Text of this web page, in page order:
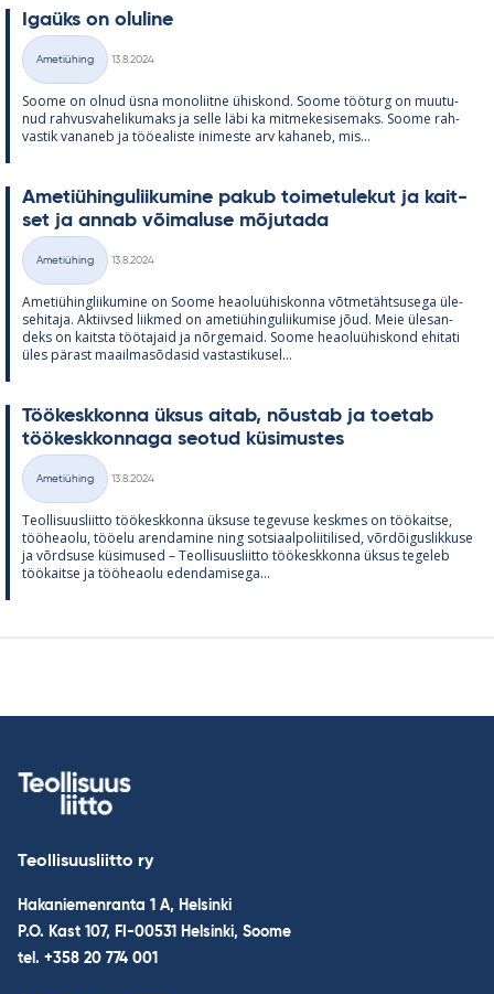
Igaüks on olu­line
Kategooriad
Ametiühing
13.8.2024
Soome on ol­nud üsna mo­no­liitne ühis­kond. Soome töö­turg on muu­tu­
nud rah­vus­va­he­li­ku­maks ja selle läbi ka mit­me­ke­si­se­maks. Soome rah­
vas­tik va­na­neb ja töö­ea­liste ini­meste arv ka­ha­neb, mis...
Ame­tiü­hin­gu­lii­ku­mine pa­kub toi­me­tu­le­kut ja kait­
set ja an­nab või­ma­luse mõ­ju­tada
Kategooriad
Ametiühing
13.8.2024
Ame­tiü­hinglii­ku­mine on Soome heao­luü­his­konna võt­me­täht­susega üle­
se­hi­taja. Ak­tiiv­sed liik­med on ame­tiü­hin­gu­lii­ku­mise jõud. Meie üle­san­
deks on kaitsta töö­ta­jaid ja nõr­ge­maid. Soome heao­luü­his­kond ehi­tati
üles pä­rast maa­il­masõ­da­sid vas­tas­ti­kusel...
Töö­kesk­konna ük­sus ai­tab, nõus­tab ja toe­tab
töö­kesk­kon­naga seo­tud kü­si­mus­tes
Kategooriad
Ametiühing
13.8.2024
Teol­li­suus­liitto töö­kesk­konna ük­suse te­ge­vuse kesk­mes on töö­kaitse,
töö­heaolu, töö­elu aren­da­mine ning sot­si­aal­po­lii­ti­li­sed, võrdõi­gus­lik­kuse
ja võrd­suse kü­si­mused – Teol­li­suus­liitto töö­kesk­konna ük­sus te­ge­leb
töö­kaitse ja töö­heaolu eden­da­mi­sega...
Teollisuusliitto ry
Hakaniemenranta 1 A, Helsinki
P.O. Kast 107, FI-00531 Helsinki, Soome
tel. +358 20 774 001